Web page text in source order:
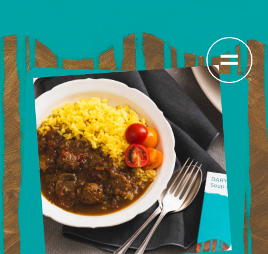
ストーリー
STORY
すべての商品
PRODUCTS